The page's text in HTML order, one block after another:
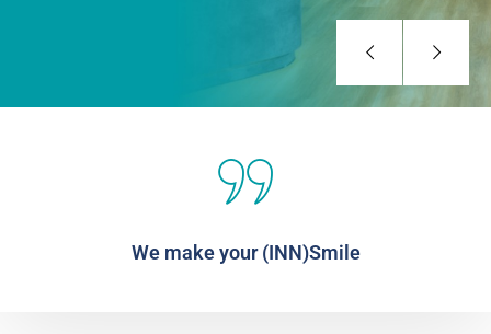
We make your (INN)Smile